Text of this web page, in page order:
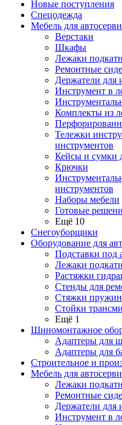
Новые поступления
Спецодежда
Мебель для
Верстаки
Шкафы
Лежаки
Ремонтные
Держатели для
Инструмент в
Комплекты из
Тележки
инструментов
Кейсы и сумки
Крючки
инструментов
Наборы мебели
Готовые
Ещё 10
Снегоуборщики
Оборудование для
Подставки под
Лежаки
Растяжки
Стенды для
Стяжки пружин
Стойки
Ещё 1
Шиномонтажное
Адаптеры для
Адаптеры для
Строительное и
Мебель для
Лежаки
Ремонтные
Держатели для
Инструмент в